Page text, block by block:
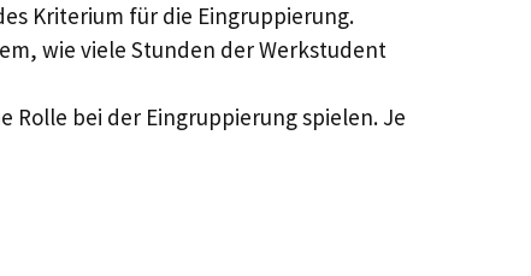
Kriterium für die Eingruppierung.
wie viele Stunden der Werkstudent
Rolle bei der Eingruppierung spielen. Je